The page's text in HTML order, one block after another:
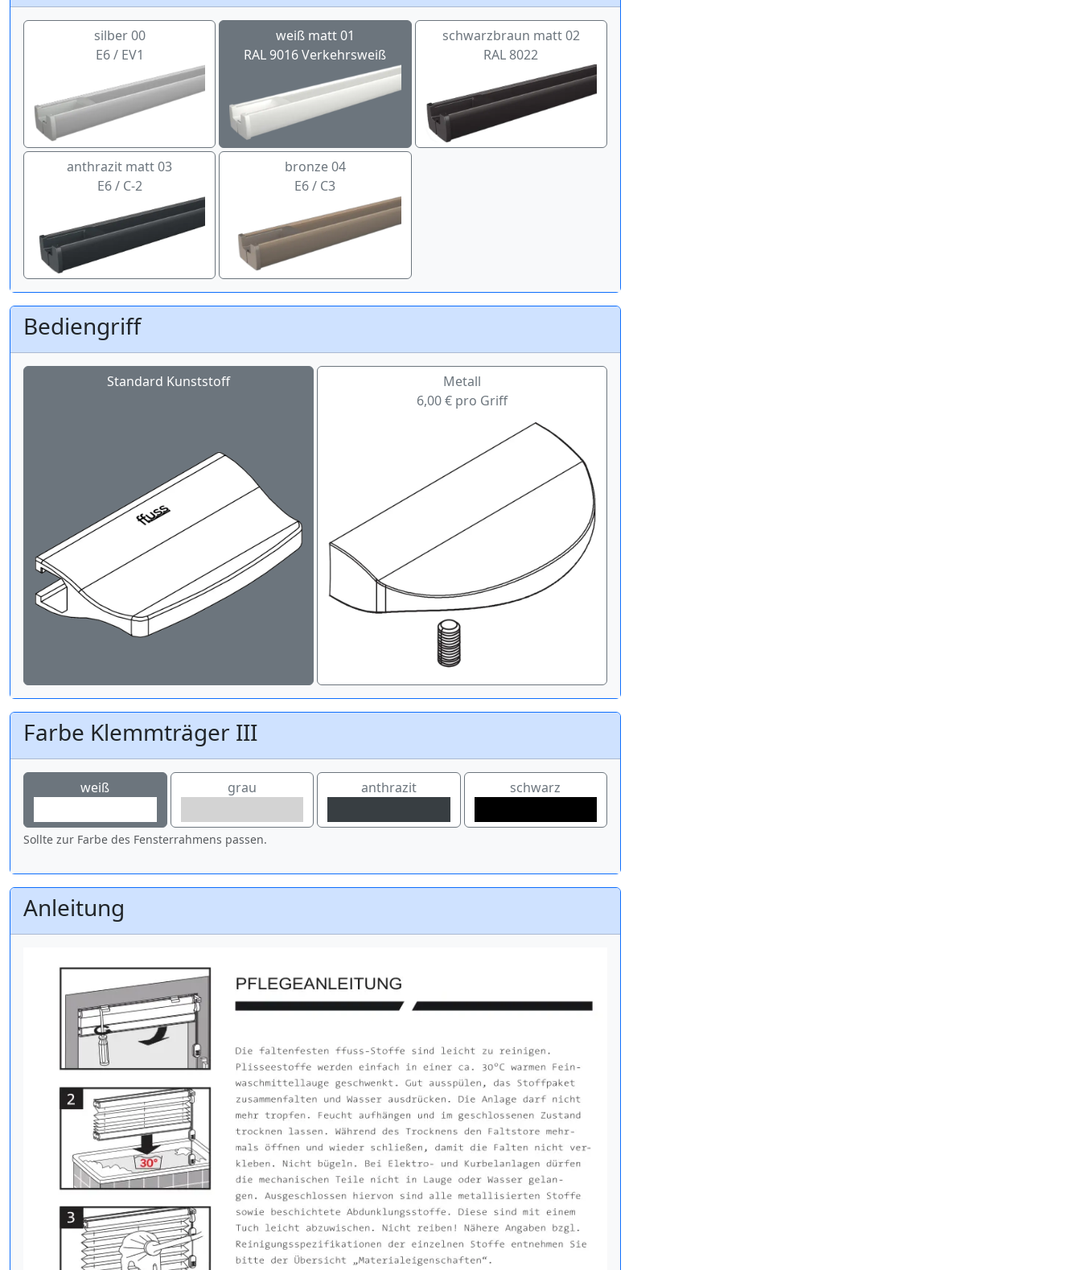
silber 00
E6 / EV1
weiß matt 01
RAL 9016 Verkehrsweiß
schwarzbraun matt 02
RAL 8022
anthrazit matt 03
E6 / C-2
bronze 04
E6 / C3
Bediengriff
Standard Kunststoff
Metall
6,00 € pro Griff
Farbe Klemmträger III
weiß grau anthrazit schwarz
Sollte zur Farbe des Fensterrahmens passen.
Anleitung